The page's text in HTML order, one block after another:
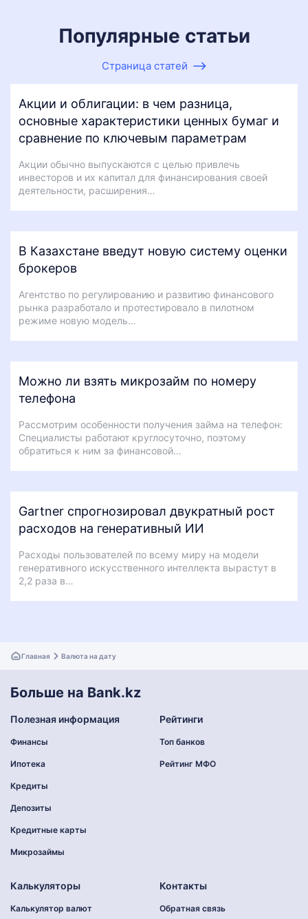
Популярные статьи
Страница статей
Акции и облигации: в чем разница,
основные характеристики ценных бумаг и
сравнение по ключевым параметрам
Акции обычно выпускаются с целью привлечь
инвесторов и их капитал для финансирования своей
деятельности, расширения…
В Казахстане введут новую систему оценки
брокеров
Агентство по регулированию и развитию финансового
рынка разработало и протестировало в пилотном
режиме новую модель…
Можно ли взять микрозайм по номеру
телефона
Рассмотрим особенности получения займа на телефон:
Специалисты работают круглосуточно, поэтому
обратиться к ним за финансовой…
Gartner спрогнозировал двукратный рост
расходов на генеративный ИИ
Расходы пользователей по всему миру на модели
генеративного искусственного интеллекта вырастут в
2,2 раза в…
Главная Валюта на дату
Больше на Bank.kz
Полезная информация
Финансы
Ипотека
Кредиты
Депозиты
Кредитные карты
Микрозаймы
Рейтинги
Топ банков
Рейтинг МФО
Калькуляторы
Калькулятор валют
Контакты
Обратная связь